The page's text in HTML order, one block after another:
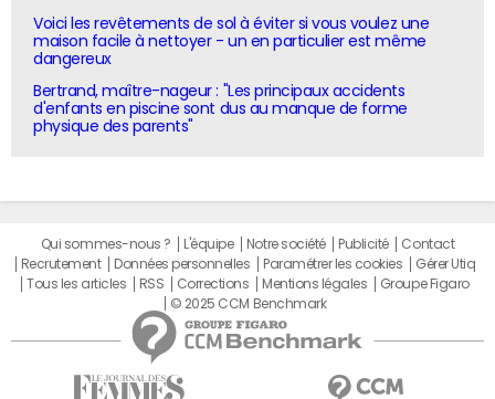
Voici les revêtements de sol à éviter si vous voulez une
maison facile à nettoyer - un en particulier est même
dangereux
Bertrand, maître-nageur : "Les principaux accidents
d'enfants en piscine sont dus au manque de forme
physique des parents"
Qui sommes-nous ? L'équipe Notre société Publicité
Contact
Recrutement
Données personnelles Paramétrer les cookies
Gérer Utiq
Tous les articles
RSS Corrections Mentions légales
Groupe Figaro
© 2025 CCM Benchmark